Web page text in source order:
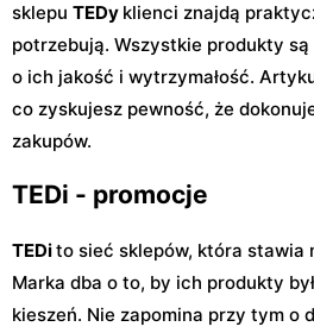
sklepu TEDy klienci znajdą
potrzebują. Wszystkie produkty są
o ich jakość i wytrzymałość.
co zyskujesz pewność, że
zakupów.
TEDi - promocje
TEDito sieć sklepów, która stawia
Marka dba o to, by ich produkty
kieszeń. Nie zapomina przy tym o